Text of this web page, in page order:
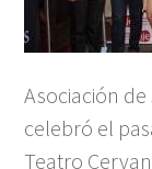
Asociación
celebró el
Teatro